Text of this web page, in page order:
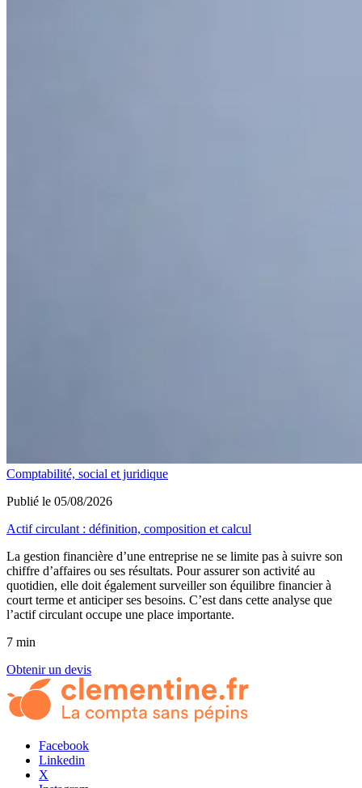
Comptabilité, social et juridique
Publié le 05/08/2026
Actif circulant : définition, composition et calcul
La gestion financière d’une entreprise ne se limite pas à suivre son
chiffre d’affaires ou ses résultats. Pour assurer son activité au
quotidien, elle doit également surveiller son équilibre financier à
court terme et anticiper ses besoins. C’est dans cette analyse que
l’actif circulant occupe une place importante.
7 min
Obtenir un devis
Facebook
Linkedin
X